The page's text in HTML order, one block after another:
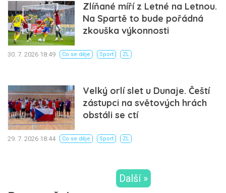
Zlíňané míří z Letné na Letnou.
Na Spartě to bude pořádná
zkouška výkonnosti
30. 7. 2026 18:49 Co se děje Sport ZL
Velký orlí slet u Dunaje. Čeští
zástupci na světových hrách
obstáli se ctí
29. 7. 2026 18:44 Co se děje Sport ZL
Další »